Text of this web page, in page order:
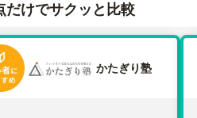
だけでサクッと比較
かたぎり塾